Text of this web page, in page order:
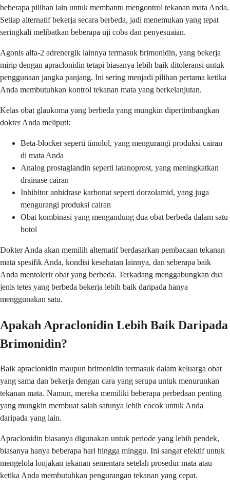
beberapa pilihan lain untuk membantu mengontrol tekanan mata Anda.
Setiap alternatif bekerja secara berbeda, jadi menemukan yang tepat
seringkali melibatkan beberapa uji coba dan penyesuaian.
Agonis alfa-2 adrenergik lainnya termasuk brimonidin, yang bekerja
mirip dengan apraclonidin tetapi biasanya lebih baik ditoleransi untuk
penggunaan jangka panjang. Ini sering menjadi pilihan pertama ketika
Anda membutuhkan kontrol tekanan mata yang berkelanjutan.
Kelas obat glaukoma yang berbeda yang mungkin dipertimbangkan
dokter Anda meliputi:
Beta-blocker seperti timolol, yang mengurangi produksi cairan
di mata Anda
Analog prostaglandin seperti latanoprost, yang meningkatkan
drainase cairan
Inhibitor anhidrase karbonat seperti dorzolamid, yang juga
mengurangi produksi cairan
Obat kombinasi yang mengandung dua obat berbeda dalam satu
botol
Dokter Anda akan memilih alternatif berdasarkan pembacaan tekanan
mata spesifik Anda, kondisi kesehatan lainnya, dan seberapa baik
Anda mentolerir obat yang berbeda. Terkadang menggabungkan dua
jenis tetes yang berbeda bekerja lebih baik daripada hanya
menggunakan satu.
Apakah Apraclonidin Lebih Baik Daripada
Brimonidin?
Baik apraclonidin maupun brimonidin termasuk dalam keluarga obat
yang sama dan bekerja dengan cara yang serupa untuk menurunkan
tekanan mata. Namun, mereka memiliki beberapa perbedaan penting
yang mungkin membuat salah satunya lebih cocok untuk Anda
daripada yang lain.
Apraclonidin biasanya digunakan untuk periode yang lebih pendek,
biasanya hanya beberapa hari hingga minggu. Ini sangat efektif untuk
mengelola lonjakan tekanan sementara setelah prosedur mata atau
ketika Anda membutuhkan pengurangan tekanan yang cepat.